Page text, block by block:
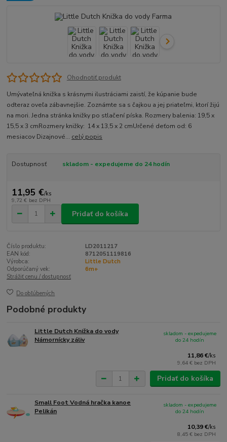
Ohodnotiť produkt
Umývateľná knižka s krásnymi ilustráciami zaistí, že kúpanie bude
odteraz oveľa zábavnejšie. Zoznámte sa s čajkou a jej priateľmi, ktorí žijú
na mori. Jedna stránka knižky po stlačení píska. Rozmery balenia: 19,5 x
15,5 x 3 cmRozmery knižky: 14 x 13,5 x 2 cmUrčené deťom od: 6
mesiacov Dizajnové... celý popis
Dostupnosť skladom - expedujeme do 24 hodín
11,95 €/ks
9,72 € bez DPH
Pridať do košíka
Číslo produktu:
LD2011217
EAN kód:
8712051119816
Výrobca:
Little Dutch
Odporúčaný vek:
6m+
Strážiť cenu / dostupnosť
Do obľúbených
Podobné produkty
Little Dutch Knižka do vody
Námornícky záliv
11,86 €/ks
9,64 € bez DPH
skladom - expedujeme
do 24 hodín
Pridať do košíka
Small Foot Vodná hračka kanoe
Pelikán
10,39 €/ks
8,45 € bez DPH
skladom - expedujeme
do 24 hodín